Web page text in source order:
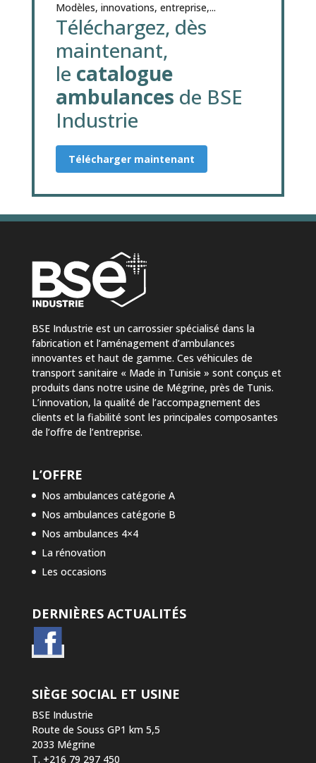
Modèles, innovations, entreprise,...
Téléchargez, dès
maintenant,
le catalogue
ambulances de BSE
Industrie
Télécharger maintenant
BSE Industrie est un carrossier spécialisé dans la
fabrication et l’aménagement d’ambulances
innovantes et haut de gamme. Ces véhicules de
transport sanitaire « Made in Tunisie » sont conçus et
produits dans notre usine de Mégrine, près de Tunis.
L’innovation, la qualité de l’accompagnement des
clients et la fiabilité sont les principales composantes
de l’offre de l’entreprise.
L’OFFRE
Nos ambulances catégorie A
Nos ambulances catégorie B
Nos ambulances 4×4
La rénovation
Les occasions
DERNIÈRES ACTUALITÉS
SIÈGE SOCIAL ET USINE
BSE Industrie
Route de Souss GP1 km 5,5
2033 Mégrine
T. +216 79 297 450